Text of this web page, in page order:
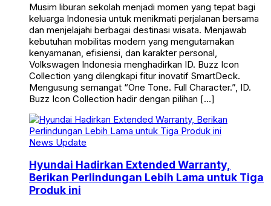
Musim liburan sekolah menjadi momen yang tepat bagi
keluarga Indonesia untuk menikmati perjalanan bersama
dan menjelajahi berbagai destinasi wisata. Menjawab
kebutuhan mobilitas modern yang mengutamakan
kenyamanan, efisiensi, dan karakter personal,
Volkswagen Indonesia menghadirkan ID. Buzz Icon
Collection yang dilengkapi fitur inovatif SmartDeck.
Mengusung semangat “One Tone. Full Character.”, ID.
Buzz Icon Collection hadir dengan pilihan […]
News Update
Hyundai Hadirkan Extended Warranty,
Berikan Perlindungan Lebih Lama untuk Tiga
Produk ini